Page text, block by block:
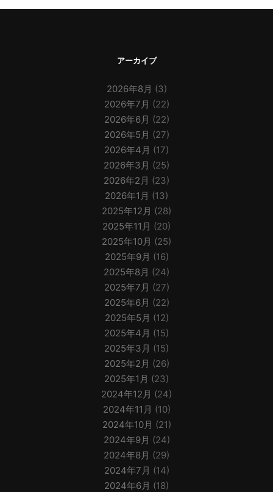
アーカイブ
2026年8月 (3)
2026年7月 (22)
2026年6月 (22)
2026年5月 (27)
2026年4月 (17)
2026年3月 (25)
2026年2月 (23)
2026年1月 (13)
2025年12月 (28)
2025年11月 (20)
2025年10月 (25)
2025年9月 (16)
2025年8月 (24)
2025年7月 (27)
2025年6月 (22)
2025年5月 (12)
2025年4月 (15)
2025年3月 (15)
2025年2月 (26)
2025年1月 (23)
2024年12月 (24)
2024年11月 (10)
2024年10月 (21)
2024年9月 (24)
2024年8月 (29)
2024年7月 (14)
2024年6月 (18)